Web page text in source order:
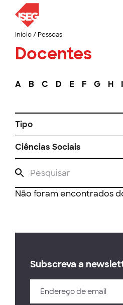
Início/ Pessoas
Docentes
A B C D E F G H I
Tipo
Ciências Sociais
Não foram encontrados
Subscreva a